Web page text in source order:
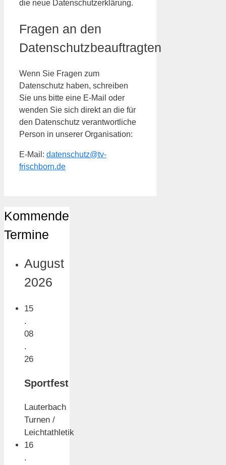
die neue Datenschutzerklärung.
Fragen an den
Datenschutzbeauftragten
Wenn Sie Fragen zum
Datenschutz haben, schreiben
Sie uns bitte eine E-Mail oder
wenden Sie sich direkt an die für
den Datenschutz verantwortliche
Person in unserer Organisation:
E-Mail: datenschutz@tv-
frischborn.de
Kommende
Termine
August
2026
15
.
08
.
26
Sportfest
Lauterbach
Turnen /
Leichtathletik
16
.